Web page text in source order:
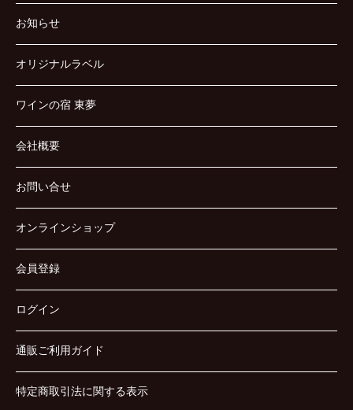
お知らせ
オリジナルラベル
ワインの宿 東夢
会社概要
お問い合せ
オンラインショップ
会員登録
ログイン
通販ご利用ガイド
特定商取引法に関する表示